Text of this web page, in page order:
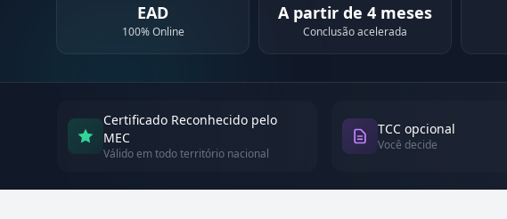
EAD
100% Online
A partir de 4 meses
Conclusão acelerada
Certificado Reconhecido pelo
MEC
Válido em todo território nacional
TCC opcional
Você decide